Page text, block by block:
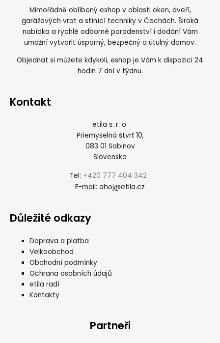
Mimořádně oblíbený eshop v oblasti oken, dveří,
garážových vrat a stínící techniky v Čechách. Široká
nabídka a rychlé odborné poradenství i dodání Vám
umožní vytvořit úsporný, bezpečný a útulný domov.
Objednat si můžete kdykoli, eshop je Vám k dispozici 24
hodin 7 dní v týdnu.
Kontakt
etila s. r. o.
Priemyselná štvrť 10,
083 01 Sabinov
Slovensko
Tel: +420 777 404 342
E-mail: ahoj@etila.cz
Důležité odkazy
Doprava a platba
Velkoobchod
Obchodní podmínky
Ochrana osobních údajů
etila radí
Kontakty
Partneři